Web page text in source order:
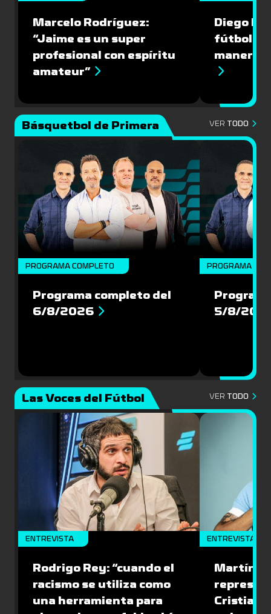
Marcelo Rodríguez:
“Jaime es un super
profesional con espíritu
amateur”
Diego
fútbol
manera
Básquetbol de Primera VER TODO
PROGRAMA COMPLETO
Programa completo del
6/8/2026
PROGRAMA
5/8/
Las Voces del Fútbol VER TODO
ENTREVISTA
Rodrigo Rey: “cuando el
racismo se utiliza como
una herramienta para
ENTREVISTA
Martín
Cristian